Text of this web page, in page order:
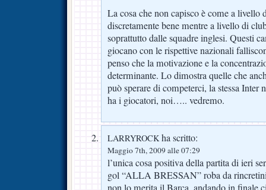
La cosa che non capisco è come a livello
discretamente bene mentre a livello di
soprattutto dalle squadre inglesi. Questi
giocano con le rispettive nazionali
penso che la motivazione e la
determinante. Lo dimostra quelle che
può sperare di competerci, la stessa Inter
ha i giocatori, noi….. vedremo.
LARRYROCKha scritto:
Maggio 7th, 2009 alle 07:29
l’unica cosa positiva della partita di ieri
gol “ALLA BRESSAN” roba da